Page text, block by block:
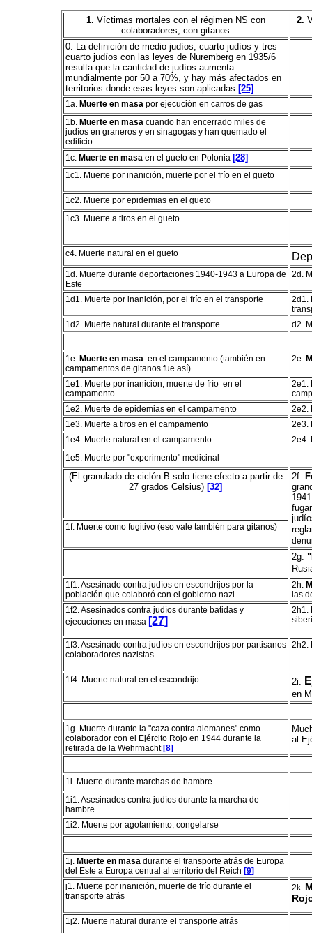
1. Víctimas mortales con el régimen NS con
colaboradores, con gitanos
2.
0. La definición de medio judíos, cuarto judíos y tres
cuarto judíos con las leyes de Nuremberg en 1935/6
resulta que la cantidad de judíos aumenta
mundialmente por 50 a 70%, y hay más afectados en
territorios donde esas leyes son aplicadas [25]
1a. Muerte en masa por ejecución en carros de gas
1b. Muerte en masa cuando han encerrado miles de
judíos en graneros y en sinagogas y han quemado el
edificio
1c. Muerte en masa en el gueto en Polonia [28]
1c1. Muerte por inanición, muerte por el frío en el gueto
1c2. Muerte por epidemias en el gueto
1c3. Muerte a tiros en el gueto
c4. Muerte natural en el gueto
1d. Muerte durante deportaciones 1940-1943 a Europa de
Este
2d.
1d1. Muerte por inanición, por el frío en el transporte
2d1.
1d2. Muerte natural durante el transporte
d2.
1e. Muerte en masa en el campamento (también en
campamentos de gitanos fue así)
2e.
1e1. Muerte por inanición, muerte de frío en el
campamento
2e1.
1e2. Muerte de epidemias en el campamento
2e2.
1e3. Muerte a tiros en el campamento
2e3.
1e4. Muerte natural en el campamento
2e4.
1e5. Muerte por "experimento" medicinal
(El granulado de ciclón B solo tiene efecto a partir de
27 grados Celsius) [32]
2f.
1f. Muerte como fugitivo (eso vale también para gitanos)
2g.
1f1. Asesinado contra judíos en escondrijos por la
población que colaboró con el gobierno nazi
2h.
las
1f2. Asesinados contra judíos durante batidas y
ejecuciones en masa [27]
2h1.
1f3. Asesinado contra judíos en escondrijos por partisanos
colaboradores nazistas
2h2.
1f4. Muerte natural en el escondrijo 2i.
en
1g. Muerte durante la "caza contra alemanes" como
colaborador con el Ejército Rojo en 1944 durante la
retirada de la Wehrmacht [8]
al
1i. Muerte durante marchas de hambre
1i1. Asesinados contra judíos durante la marcha de
hambre
1i2. Muerte por agotamiento, congelarse
1j. Muerte en masa durante el transporte atrás de Europa
del Este a Europa central al territorio del Reich [9]
j1. Muerte por inanición, muerte de frío durante el
transporte atrás
2k.
1j2. Muerte natural durante el transporte atrás